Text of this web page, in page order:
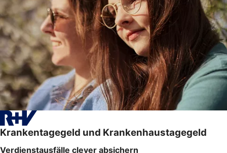
Krankentagegeld und Krankenhaustagegeld
Verdienstausfälle clever absichern